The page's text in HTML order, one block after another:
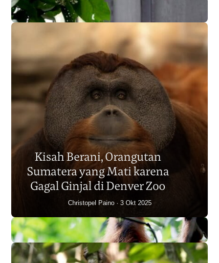
Populasi Orangutan
Sumatera Berkurang 2.700
Individu dalam Satu Dekade?
Junaidi Hanafiah 14 Jul 2026
Kisah Berani, Orangutan
Sumatera yang Mati karena
Gagal Ginjal di Denver Zoo
Christopel Paino 3 Okt 2025